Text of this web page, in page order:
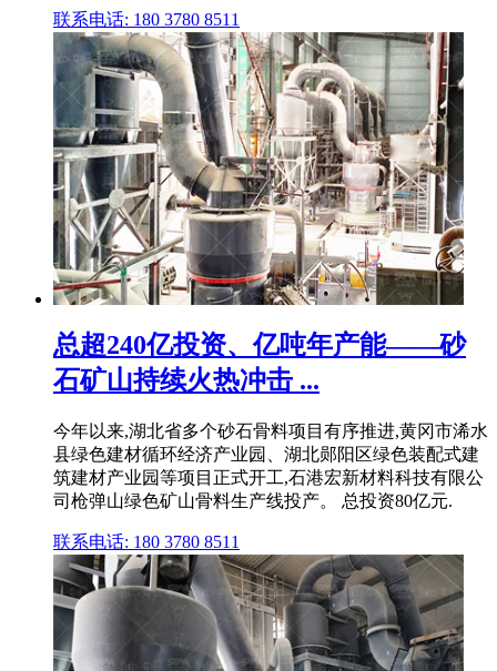
联系电话: 180 3780 8511
总超240亿投资、亿吨年产能——砂
石矿山持续火热冲击 ...
今年以来,湖北省多个砂石骨料项目有序推进,黄冈市浠水
县绿色建材循环经济产业园、湖北郧阳区绿色装配式建
筑建材产业园等项目正式开工,石港宏新材料科技有限公
司枪弹山绿色矿山骨料生产线投产。 总投资80亿元.
联系电话: 180 3780 8511